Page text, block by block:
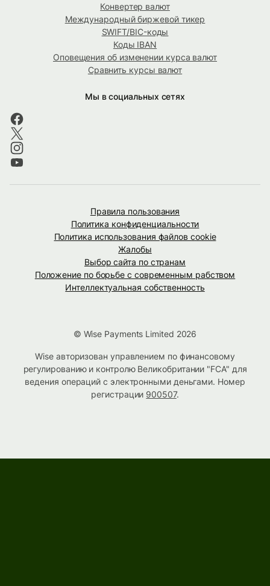
Конвертер валют
Международный биржевой тикер
SWIFT/BIC-коды
Коды IBAN
Оповещения об изменении курса валют
Сравнить курсы валют
Мы в социальных сетях
Правила пользования
Политика конфиденциальности
Политика использования файлов cookie
Жалобы
Выбор сайта по странам
Положение по борьбе с современным рабством
Интеллектуальная собственность
© Wise Payments Limited 2026
Wise авторизован управлением по финансовому
регулированию и контролю Великобритании "FCA" для
ведения операций с электронными деньгами. Номер
регистрации 900507.